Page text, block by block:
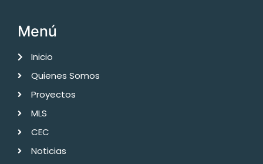
Menú
Inicio
Quienes Somos
Proyectos
MLS
CEC
Noticias